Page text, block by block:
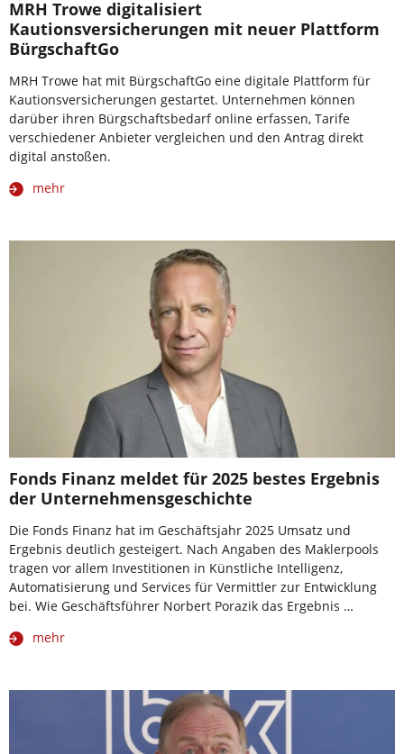
MRH Trowe digitalisiert
Kautionsversicherungen mit neuer Plattform
BürgschaftGo
MRH Trowe hat mit BürgschaftGo eine digitale Plattform für
Kautionsversicherungen gestartet. Unternehmen können
darüber ihren Bürgschaftsbedarf online erfassen, Tarife
verschiedener Anbieter vergleichen und den Antrag direkt
digital anstoßen.
mehr
Fonds Finanz meldet für 2025 bestes Ergebnis
der Unternehmensgeschichte
Die Fonds Finanz hat im Geschäftsjahr 2025 Umsatz und
Ergebnis deutlich gesteigert. Nach Angaben des Maklerpools
tragen vor allem Investitionen in Künstliche Intelligenz,
Automatisierung und Services für Vermittler zur Entwicklung
bei. Wie Geschäftsführer Norbert Porazik das Ergebnis …
mehr